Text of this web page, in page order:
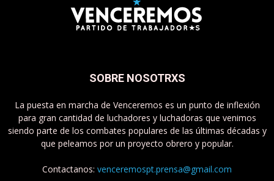
SOBRE NOSOTRXS
La puesta en marcha de Venceremos es un punto de inflexión
para gran cantidad de luchadores y luchadoras que venimos
siendo parte de los combates populares de las últimas décadas y
que peleamos por un proyecto obrero y popular.
Contactanos: venceremospt.prensa@gmail.com